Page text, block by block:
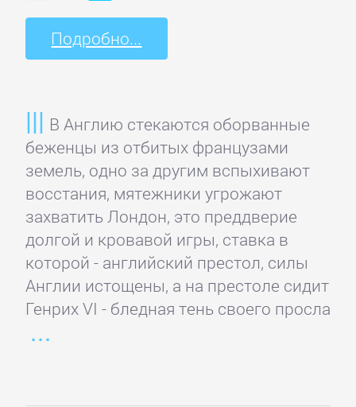
Подробно...
В Англию стекаются оборванные
беженцы из отбитых французами
земель, одно за другим вспыхивают
восстания, мятежники угрожают
захватить Лондон, это преддверие
долгой и кровавой игры, ставка в
которой - английский престол, силы
Англии истощены, а на престоле сидит
Генрих VI - бледная тень своего просла
Зарубежные
детские
Книги
для
детей:
прочее
Сказки
Учебная
литература